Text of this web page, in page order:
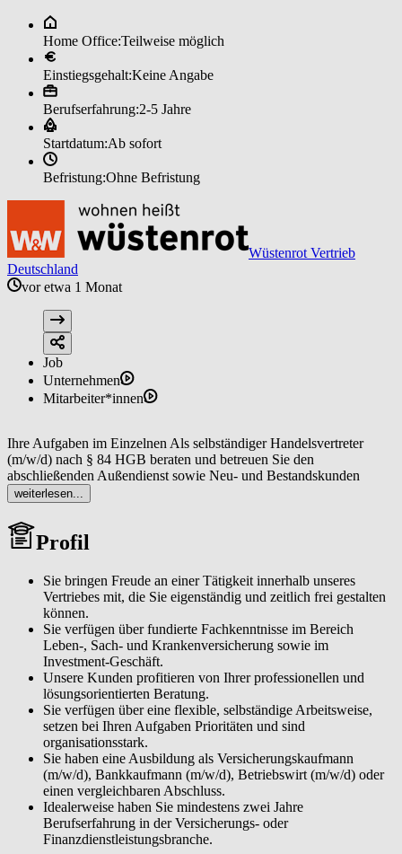
Home Office:Teilweise möglich
Einstiegsgehalt:Keine Angabe
Berufserfahrung:2-5 Jahre
Startdatum:Ab sofort
Befristung:Ohne Befristung
Wüstenrot Vertrieb
Deutschland
vor etwa 1 Monat
Job
Unternehmen
Mitarbeiter*innen
Ihre Aufgaben im Einzelnen Als selbständiger Handelsvertreter
(m/w/d) nach § 84 HGB beraten und betreuen Sie den
abschließenden Außendienst sowie Neu- und Bestandskunden
innerhalb Ihrer Region bedarfsgerecht in den Vorsorge Bausteinen
Absicherung, Risikoschutz und Vermögensbildung.Sie vermitteln
bedarfsorientiert Verträge mit den Schwerpunkten Leben-,
Krankenversicherung, Komposit sowie Investment.Sie erarbeiten
Kunden und leiten daraus konkrete Angebote ab.Sie bauen Ihr
Kundennetzwerk aktiv aus und pflegen Ihre Beziehungen mit den
Kunden.Sie unterstützen den abschließenden Außendienst bei der
Einführung neuer Produkte im Verkauf.Sie steigern Ihren
persönlichen Bekanntheitsgrad mit verkaufsfördernden Aktionen.Sie
führen Schulungen bei den von Ihnen betreuten Außendienstpartner
Ihr Profil Sie bringen Freude an einer Tätigkeit innerhalb unseres
Vertriebes mit, die Sie eigenständig und zeitlich frei gestalten
können.Sie verfügen über fundierte Fachkenntnisse im Bereich
Leben-, Sach- und Krankenversicherung sowie im Investment-
Geschäft.Unsere Kunden profitieren von Ihrer professionellen und
lösungsorientierten Beratung.Sie verfügen über eine flexible,
selbständige Arbeitsweise, setzen bei Ihren Aufgaben Prioritäten und
sind organisationsstark.Sie haben eine Ausbildung als
Versicherungskaufmann (m/w/d), Bankkaufmann (m/w/d),
Betriebswirt (m/w/d) oder einen vergleichbaren Abschluss.
weiterlesen...
Profil
Sie bringen Freude an einer Tätigkeit innerhalb unseres
Vertriebes mit, die Sie eigenständig und zeitlich frei gestalten
können.
Sie verfügen über fundierte Fachkenntnisse im Bereich
Leben-, Sach- und Krankenversicherung sowie im
Investment-Geschäft.
Unsere Kunden profitieren von Ihrer professionellen und
lösungsorientierten Beratung.
Sie verfügen über eine flexible, selbständige Arbeitsweise,
setzen bei Ihren Aufgaben Prioritäten und sind
organisationsstark.
Sie haben eine Ausbildung als Versicherungskaufmann
(m/w/d), Bankkaufmann (m/w/d), Betriebswirt (m/w/d) oder
einen vergleichbaren Abschluss.
Idealerweise haben Sie mindestens zwei Jahre
Berufserfahrung in der Versicherungs- oder
Finanzdienstleistungsbranche.